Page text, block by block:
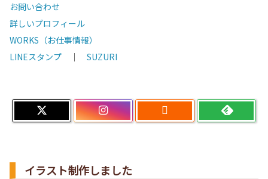
お問い合わせ
詳しいプロフィール
WORKS（お仕事情報）
LINEスタンプ ｜ SUZURI

イラスト制作しました